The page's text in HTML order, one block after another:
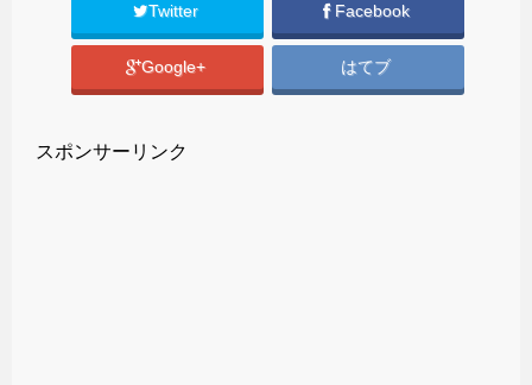
Twitter Facebook
Google+ はてブ
スポンサーリンク